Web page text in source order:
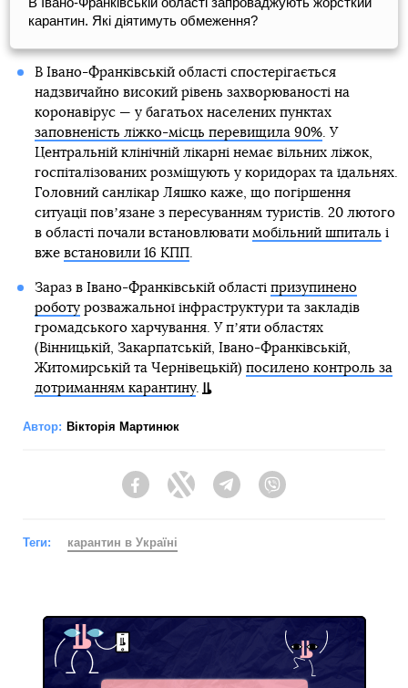
карантин. Які діятимуть обмеження?
В Івано-Франківській області спостерігається
надзвичайно високий рівень захворюваності на
коронавірус — у багатьох населених пунктах
заповненість ліжко-місць перевищила 90%. У
Центральній клінічній лікарні немає вільних ліжок,
госпіталізованих розміщують у коридорах та їдальнях.
Головний санлікар Ляшко каже, що погіршення
ситуації повʼязане з пересуванням туристів. 20 лютого
в області почали встановлювати мобільний шпиталь і
вже встановили 16 КПП.
Зараз в Івано-Франківській області призупинено
роботурозважальної інфраструктури та закладів
громадського харчування. У пʼяти областях
(Вінницькій, Закарпатській, Івано-Франківській,
Житомирській та Чернівецькій) посилено контроль за
дотриманням карантину.
Автор: Вікторія Мартинюк
FacebookTwitter Telegram
Теги: карантин в Україні